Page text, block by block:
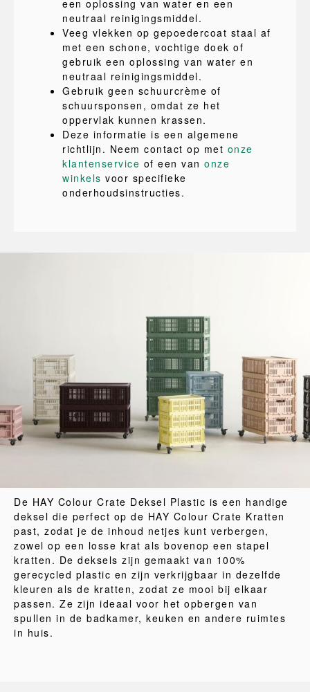
een oplossing van water en een
neutraal reinigingsmiddel.
Veeg vlekken op gepoedercoat staal af
met een schone, vochtige doek of
gebruik een oplossing van water en
neutraal reinigingsmiddel.
Gebruik geen schuurcrème of
schuursponsen, omdat ze het
oppervlak kunnen krassen.
Deze informatie is een algemene
richtlijn. Neem contact op met onze
klantenservice of een van onze
winkels voor specifieke
onderhoudsinstructies.
De HAY Colour Crate Deksel Plastic is een handige
deksel die perfect op de HAY Colour Crate Kratten
past, zodat je de inhoud netjes kunt verbergen,
zowel op een losse krat als bovenop een stapel
kratten. De deksels zijn gemaakt van 100%
gerecycled plastic en zijn verkrijgbaar in dezelfde
kleuren als de kratten, zodat ze mooi bij elkaar
passen. Ze zijn ideaal voor het opbergen van
spullen in de badkamer, keuken en andere ruimtes
in huis.